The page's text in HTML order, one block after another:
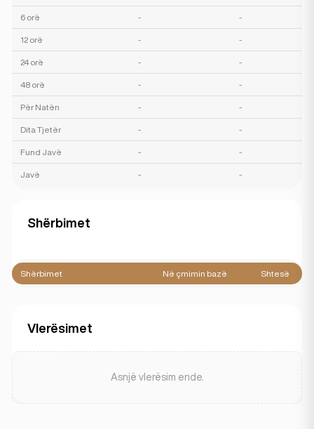
6 orë - -
12 orë - -
24 orë - -
48 orë - -
Për Natën - -
Dita Tjetër - -
Fund Javë - -
Javë - -
Shërbimet
Shërbimet Në çmimin bazë Shtesë
Vlerësimet
Asnjë vlerësim ende.